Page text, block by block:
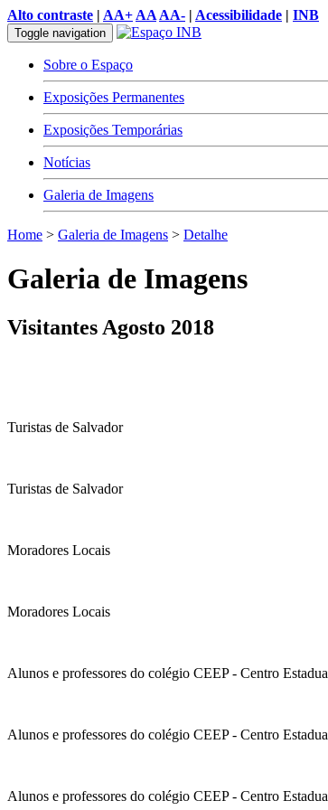
Alto contraste | AA+ AA AA- | Acessibilidade | INB
Toggle navigation
Sobre o Espaço
Exposições Permanentes
Exposições Temporárias
Notícias
Galeria de Imagens
Home > Galeria de Imagens > Detalhe
Galeria de Imagens
Visitantes Agosto 2018
Turistas de Salvador
Turistas de Salvador
Moradores Locais
Moradores Locais
Alunos e professores do colégio CEEP - Centro
Alunos e professores do colégio CEEP - Centro
Alunos e professores do colégio CEEP - Centro